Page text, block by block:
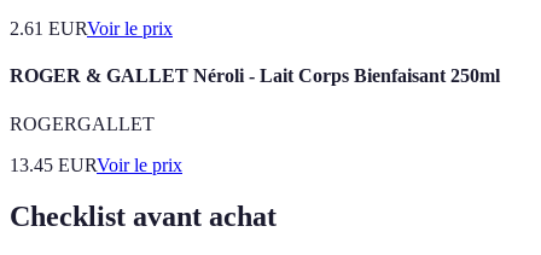
2.61 EURVoir le prix
ROGER & GALLET Néroli - Lait Corps Bienfaisant 250ml
ROGERGALLET
13.45 EURVoir le prix
Checklist avant achat